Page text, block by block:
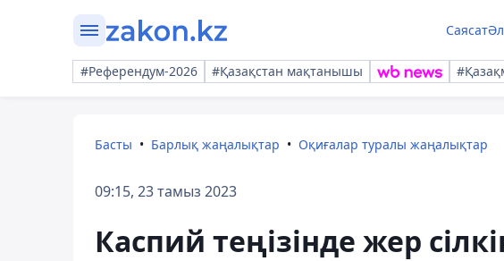
Саясат
#Референдум-2026 #Қазақстан мақтанышы
Басты Барлық жаңалықтар Оқиғалар туралы жаңалықтар
09:15, 23 тамыз 2023
Каспий теңізінде жер